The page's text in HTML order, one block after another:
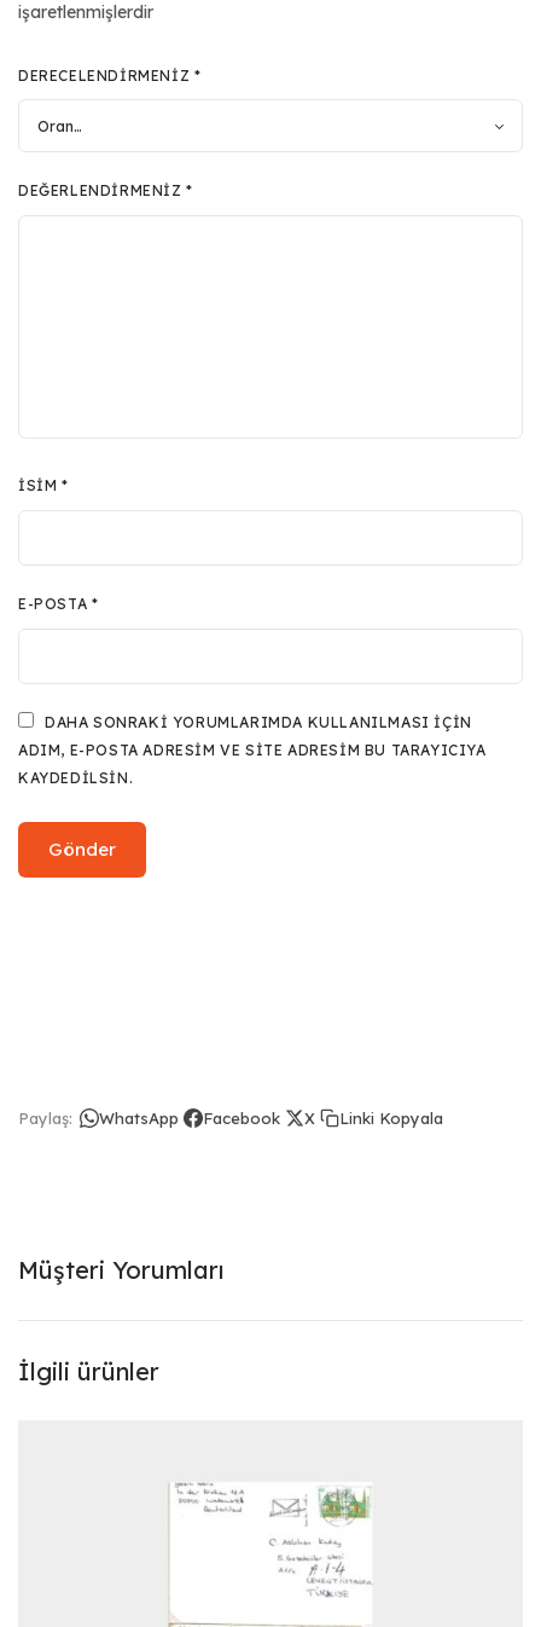
işaretlenmişlerdir
DERECELENDIRMENIZ *
DEĞERLENDIRMENIZ*
İSIM*
E-POSTA *
DAHA SONRAKI YORUMLARIMDA KULLANILMASI IÇIN
ADIM, E-POSTA ADRESIM VE SITE ADRESIM BU TARAYICIYA
KAYDEDILSIN.
Paylaş: WhatsApp Facebook X Linki Kopyala
Müşteri Yorumları
İlgili ürünler